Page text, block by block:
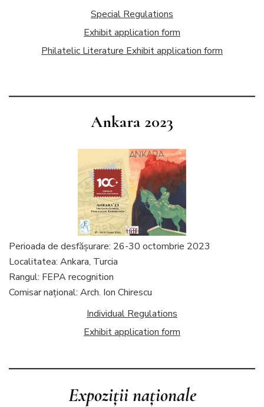
Special Regulations
Exhibit application form
Philatelic Literature Exhibit application form
Ankara 2023
Perioada de desfăşurare: 26-30 octombrie 2023
Localitatea: Ankara, Turcia
Rangul: FEPA recognition
Comisar naţional: Arch. Ion Chirescu
Individual Regulations
Exhibit application form
Expoziții naționale